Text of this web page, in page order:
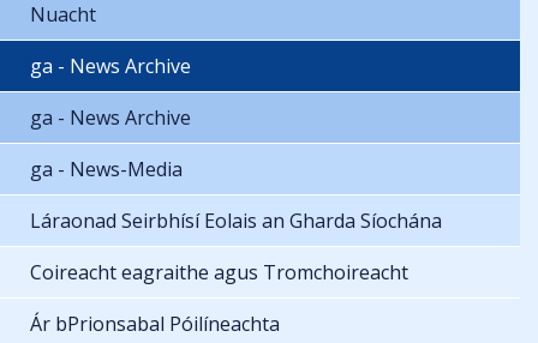
Nuacht
ga - News Archive
ga - News Archive
ga - News-Media
Láraonad Seirbhísí Eolais an Gharda Síochána
Coireacht eagraithe agus Tromchoireacht
Ár bPrionsabal Póilíneachta